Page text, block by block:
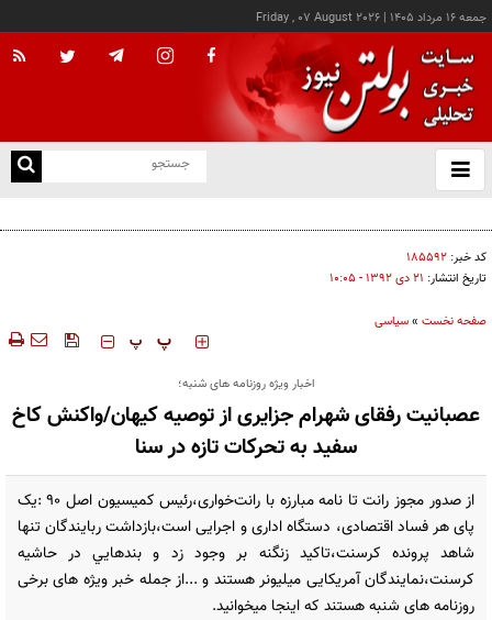
جمعه ۱۶ مرداد ۱۴۰۵ |
Friday , 07 August 2026
باز
و
کد خبر: ۱۸۵۵۹۲
تاریخ انتشار: ۲۱ دی ۱۳۹۲ - ۱۰:۰۵
صفحه نخست »سیاسی
‍‍‍ پ پ
اخبار ویژه روزنامه های شنبه؛
عصبانیت رفقای شهرام جزایری از توصیه کیهان/واکنش کاخ
سفید به تحرکات تازه در سنا
از صدور مجوز رانت تا نامه مبارزه با رانت‌خواری،رئیس کمیسیون اصل 90 :یک
پای هر فساد اقتصادی، دستگاه اداری و اجرایی است،بازداشت ربایندگان تنها
شاهد پرونده کرسنت،تاكيد‌‌‌‌‌‌‌‌‌‌‌‌ زنگنه بر وجود‌‌‌‌‌‌‌‌‌‌‌‌ زد‌‌‌‌‌‌‌‌‌‌‌‌ و بند‌‌‌‌‌‌‌‌‌‌‌‌هايي د‌‌‌‌‌‌‌‌‌‌‌‌ر حاشيه
كرسنت،نمایندگان آمریکایی میلیونر هستند و ...از جمله خبر ویژه های برخی
روزنامه های شنبه هستند که اینجا میخوانید.